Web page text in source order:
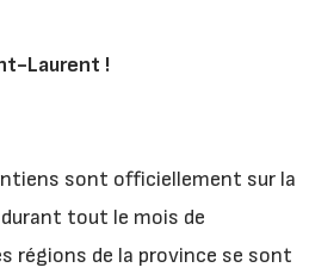
Laurent !
sont officiellement sur la
tout le mois de
régions de la province se sont